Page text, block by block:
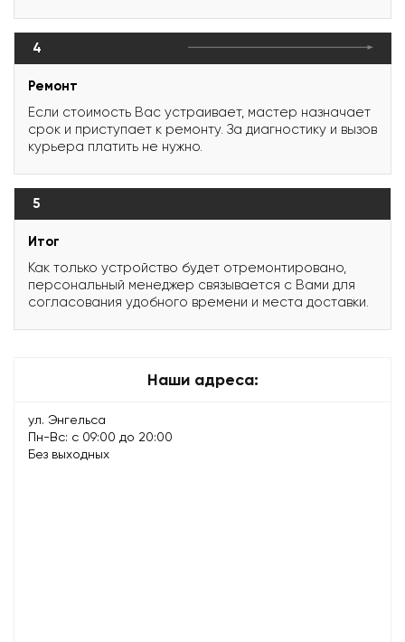
4
Ремонт
Если стоимость Вас устраивает, мастер назначает
срок и приступает к ремонту. За диагностику и вызов
курьера платить не нужно.
5
Итог
Как только устройство будет отремонтировано,
персональный менеджер связывается с Вами для
согласования удобного времени и места доставки.
Наши адреса:
ул. Энгельса
Пн-Вс: с 09:00 до 20:00
Без выходных